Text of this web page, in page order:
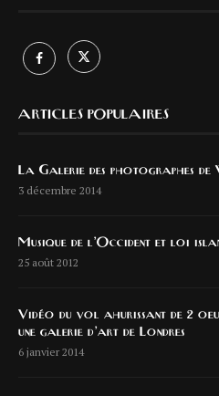
ARTICLES POPULAIRES
La Galerie des photographes de
3 décembre 2014
Musique de l’Occident et loi
25 août 2012
Vidéo du vol ahurissant de 2
une galerie d’art de Londres
6 janvier 2014